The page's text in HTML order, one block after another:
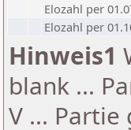
Elozahl per
Elozahl per
Hinweis1
blank ...
V ...